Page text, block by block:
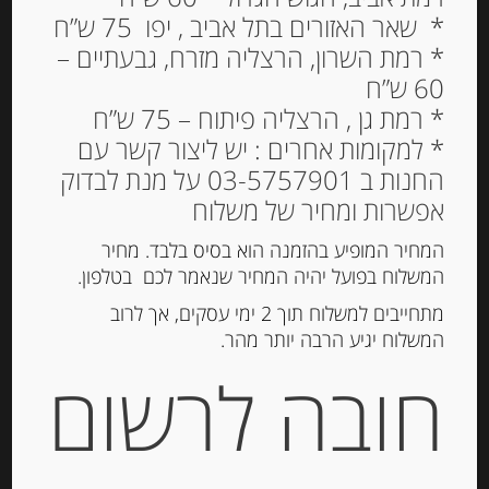
דבש מגובש מפרחי בר 450
גרם
₪58.00
המלאי אזל
520059919186
קטגוריה:ריבות, דבש וממרחים מתוקים
* שאר האזורים בתל אביב , יפו 75 ש”ח
* רמת השרון, הרצליה מזרח, גבעתיים –
60 ש”ח
* רמת גן , הרצליה פיתוח – 75 ש”ח
* למקומות אחרים : יש ליצור קשר עם
החנות ב 03-5757901 על מנת לבדוק
אפשרות ומחיר של משלוח
המחיר המופיע בהזמנה הוא בסיס בלבד. מחיר
המשלוח בפועל יהיה המחיר שנאמר לכם בטלפון.
מתחייבים למשלוח תוך 2 ימי עסקים, אך לרוב
המשלוח יגיע הרבה יותר מהר.
חובה לרשום